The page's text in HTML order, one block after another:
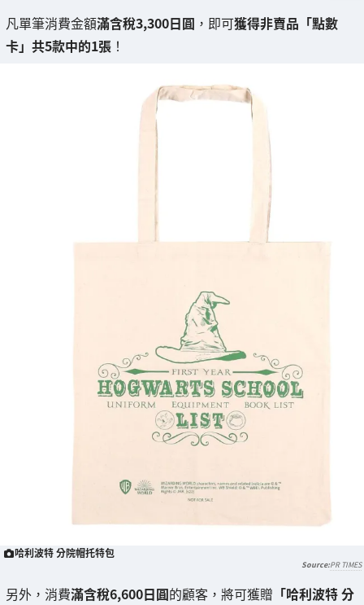
凡單筆消費金額滿含稅3,300日圓 ，即可獲得非賣品「點數
卡」共5款中的1張 ！
哈利波特 分院帽托特包
PR TIMES
另外，消費滿含稅6,600日圓的顧客，將可獲贈 「哈利波特 分